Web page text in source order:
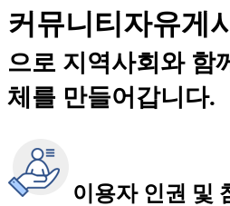
커뮤니티자유게
으로 지역사회와 함
체를 만들어갑니다.
이용자 인권 및